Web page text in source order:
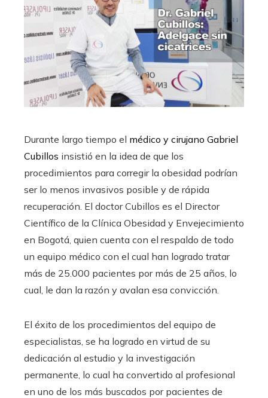
Durante largo tiempo el médico y cirujano Gabriel
Cubillos insistió en la idea de que los
procedimientos para corregir la obesidad podrían
ser lo menos invasivos posible y de rápida
recuperación. El doctor Cubillos es el Director
Científico de la Clínica Obesidad y Envejecimiento
en Bogotá, quien cuenta con el respaldo de todo
un equipo médico con el cual han logrado tratar
más de 25.000 pacientes por más de 25 años, lo
cual, le dan la razón y avalan esa convicción.
El éxito de los procedimientos del equipo de
especialistas, se ha logrado en virtud de su
dedicación al estudio y la investigación
permanente, lo cual ha convertido al profesional
en uno de los más buscados por pacientes de